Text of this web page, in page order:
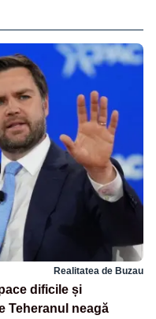
Realitatea de Buzau
dificile și
Teheranul neagă